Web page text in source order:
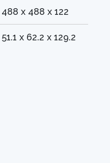
488 x 488 x 122
51.1 x 62.2 x 129.2